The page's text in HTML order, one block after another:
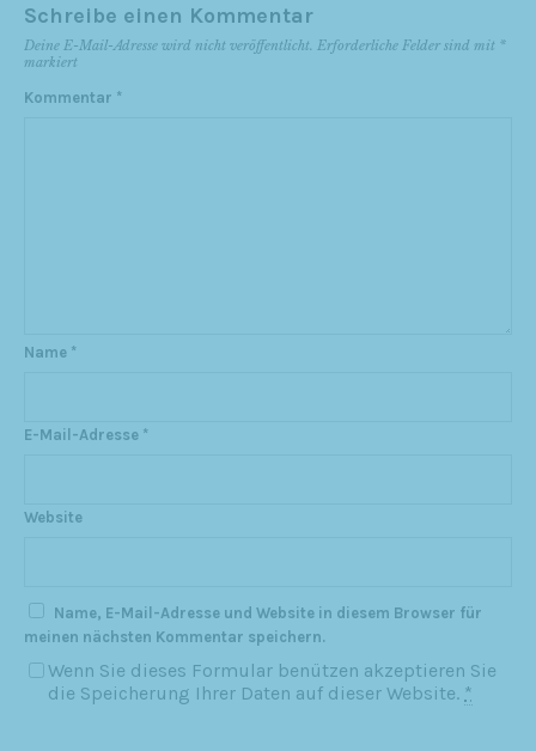
Schreibe einen Kommentar
Deine E-Mail-Adresse wird nicht veröffentlicht. Erforderliche Felder sind mit *
markiert
Kommentar *
Name *
E-Mail-Adresse *
Website
Name, E-Mail-Adresse und Website in diesem Browser für
meinen nächsten Kommentar speichern.
Wenn Sie dieses Formular benützen akzeptieren Sie
die Speicherung Ihrer Daten auf dieser Website. *